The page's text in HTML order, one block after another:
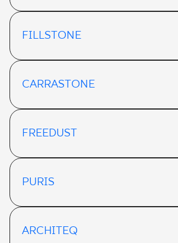
FILLSTONE
CARRASTONE
FREEDUST
PURIS
ARCHITEQ